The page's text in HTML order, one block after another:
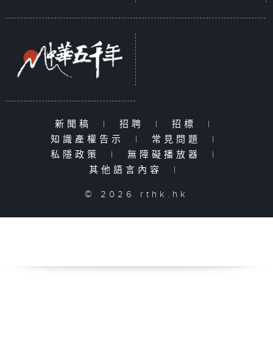
新聞稿 | 招聘 | 招標
|
知識產權告示
| 常見問題
|
私隱政策
| 無障礙播放器
|
其他語言內容
|
© 2026 rthk.hk